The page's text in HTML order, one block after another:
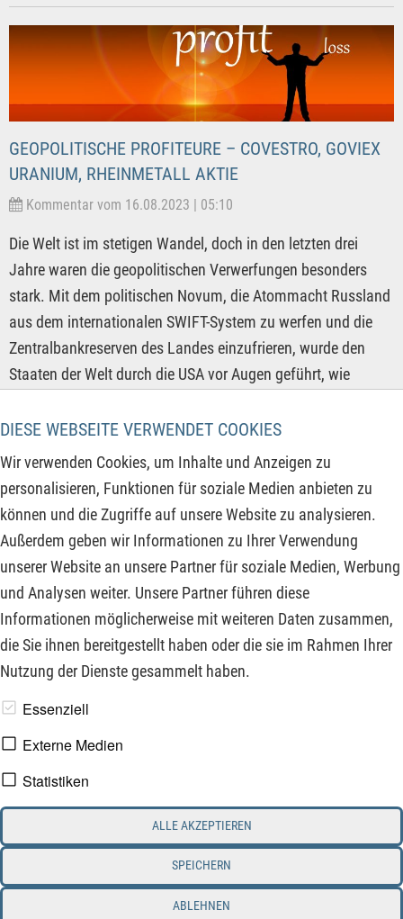
DIESE WEBSEITE VERWENDET COOKIES
Wir verwenden Cookies, um Inhalte und Anzeigen zu
personalisieren, Funktionen für soziale Medien anbieten zu
können und die Zugriffe auf unsere Website zu analysieren.
Außerdem geben wir Informationen zu Ihrer Verwendung
unserer Website an unsere Partner für soziale Medien, Werbung
und Analysen weiter. Unsere Partner führen diese
Informationen möglicherweise mit weiteren Daten zusammen,
die Sie ihnen bereitgestellt haben oder die sie im Rahmen Ihrer
Nutzung der Dienste gesammelt haben.
Essenziell
Externe Medien
Statistiken
ALLE AKZEPTIEREN
SPEICHERN
ABLEHNEN
GEOPOLITISCHE PROFITEURE – COVESTRO, GOVIEX
URANIUM, RHEINMETALL AKTIE
Kommentar vom 16.08.2023 | 05:10
Die Welt ist im stetigen Wandel, doch in den letzten drei
Jahre waren die geopolitischen Verwerfungen besonders
stark. Mit dem politischen Novum, die Atommacht Russland
aus dem internationalen SWIFT-System zu werfen und die
Zentralbankreserven des Landes einzufrieren, wurde den
Staaten der Welt durch die USA vor Augen geführt, wie
Der damit einhergehende Vertrauensverlust führte bereits in
Russland, China, Indien oder auch dem Iran zum Aufbau
von eigenen Transaktionssystemen, welche den bisherigen
Welthandel auf ganze neue und direkte Handelswege ohne
Gebrauch des USD gebracht hat. Doch bei all den
geopolitischen Verwerfungen der letzten Jahre gibt es neben
Verlierern der Neuordnung auch viele Profiteure.
www.derfinanzinvestor.de - © 2026 - Die Publikation für
Datenschutz
Interessenskonflikt & Risikohinweis
Nutzungsbedingungen